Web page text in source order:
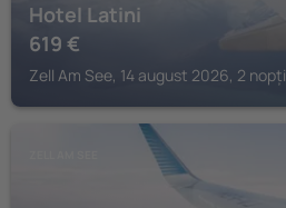
Hotel Latini
619 €
Zell Am See, 14 august 2026, 2 nopți